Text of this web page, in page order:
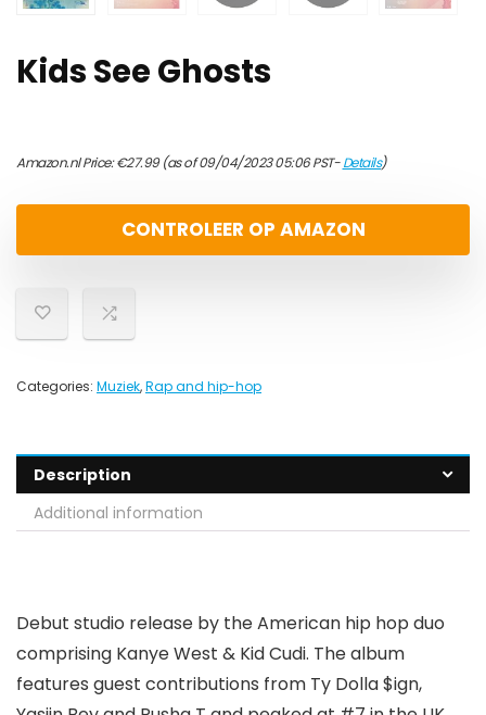
Kids See Ghosts
Amazon.nl Price:€27.99(as of 09/04/2023 05:06 PST-Details)
CONTROLEER OP AMAZON
Categories: Muziek,Rap and hip-hop
Description
Additional information
Debut studio release by the American hip hop duo
comprising Kanye West & Kid Cudi. The album
features guest contributions from Ty Dolla $ign,